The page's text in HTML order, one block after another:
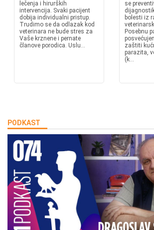
lečenja i hirurških
intervencija. Svaki pacijent
dobija individualni pristup.
Trudimo se da odlazak kod
veterinara ne bude stres za
Vaše krznene i pernate
članove porodica. Uslu...
se
bolesti iz
Posebnu
zaštiti
parazita,
(k...
PODKAST